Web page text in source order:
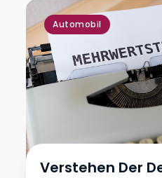
Automobil
Verstehen Der